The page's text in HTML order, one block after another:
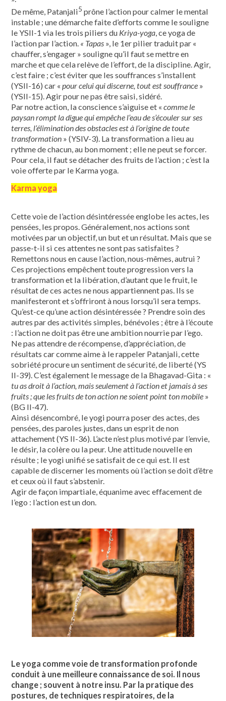
De même, Patanjali5 prône l’action pour calmer le mental
instable ; une démarche faite d’efforts comme le souligne
le YSII-1 via les trois piliers du Kriya-yoga, ce yoga de
l’action par l’action. « Tapas », le 1er pilier traduit par «
chauffer, s’engager » souligne qu’il faut se mettre en
marche et que cela relève de l’effort, de la discipline. Agir,
c’est faire ; c’est éviter que les souffrances s’installent
(YSII-16) car «pour celui qui discerne, tout est souffrance »
(YSII-15). Agir pour ne pas être saisi, sidéré.
Par notre action, la conscience s’aiguise et «comme le
paysan rompt la digue qui empêche l’eau de s’écouler sur ses
terres, l’élimination des obstacles est à l’origine de toute
transformation » (YSIV-3). La transformation a lieu au
rythme de chacun, au bon moment ; elle ne peut se forcer.
Pour cela, il faut se détacher des fruits de l’action ; c’est la
voie offerte par le Karma yoga.
Karma yoga
Cette voie de l’action désintéressée englobe les actes, les
pensées, les propos. Généralement, nos actions sont
motivées par un objectif, un but et un résultat. Mais que se
passe-t-il si ces attentes ne sont pas satisfaites ?
Remettons nous en cause l’action, nous-mêmes, autrui ?
Ces projections empêchent toute progression vers la
transformation et la libération, d’autant que le fruit, le
résultat de ces actes ne nous appartiennent pas. Ils se
manifesteront et s’offriront à nous lorsqu’il sera temps.
Qu’est-ce qu’une action désintéressée ? Prendre soin des
autres par des activités simples, bénévoles ; être à l’écoute
: l’action ne doit pas être une ambition nourrie par l’ego.
Ne pas attendre de récompense, d’appréciation, de
résultats car comme aime à le rappeler Patanjali, cette
sobriété procure un sentiment de sécurité, de liberté (YS
II-39). C’est également le message de la Bhagavad-Gita : «
tu as droit à l’action, mais seulement à l’action et jamais à ses
fruits ; que les fruits de ton action ne soient point ton mobile »
(BG II-47).
Ainsi désencombré, le yogi pourra poser des actes, des
pensées, des paroles justes, dans un esprit de non
attachement (YS II-36). L’acte n’est plus motivé par l’envie,
le désir, la colère ou la peur. Une attitude nouvelle en
résulte ; le yogi unifié se satisfait de ce qui est. Il est
capable de discerner les moments où l’action se doit d’être
et ceux où il faut s’abstenir.
Agir de façon impartiale, équanime avec effacement de
l’ego : l’action est un don.
Le yoga comme voie de transformation profonde
conduit à une meilleure connaissance de soi. Il nous
change ; souvent à notre insu. Par la pratique des
postures, de techniques respiratoires, de la